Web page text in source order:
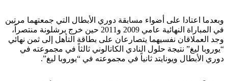
وبعدما اعتادا على أضواء مسابقة دوري الأبطال التي جمعتهما مرتين
في المباراة النهائية عامي 2009 و2011 حين خرج برشلونة منتصراً،
وجد العملاقان نفسيهما يتصارعان على بطاقة التأهل إلى ثمن نهائي
“يوروبا ليغ” نتيجة حلول النادي الكاتالوني ثالثاً في مجموعته في
دوري الأبطال ويونايتد ثانياً في مجموعته في “يوروبا ليغ”.